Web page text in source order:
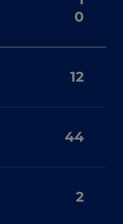
0
12
44
2